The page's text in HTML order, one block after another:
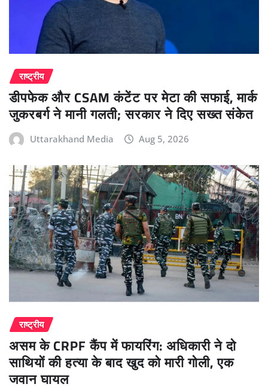
राष्ट्रीय
डीपफेक और CSAM कंटेंट पर मेटा की सफाई, मार्क
जुकरबर्ग ने मानी गलती; सरकार ने दिए सख्त संकेत
Uttarakhand Media Aug 5, 2026
राष्ट्रीय
असम के CRPF कैंप में फायरिंग: अधिकारी ने दो
साथियों की हत्या के बाद खुद को मारी गोली, एक
जवान घायल